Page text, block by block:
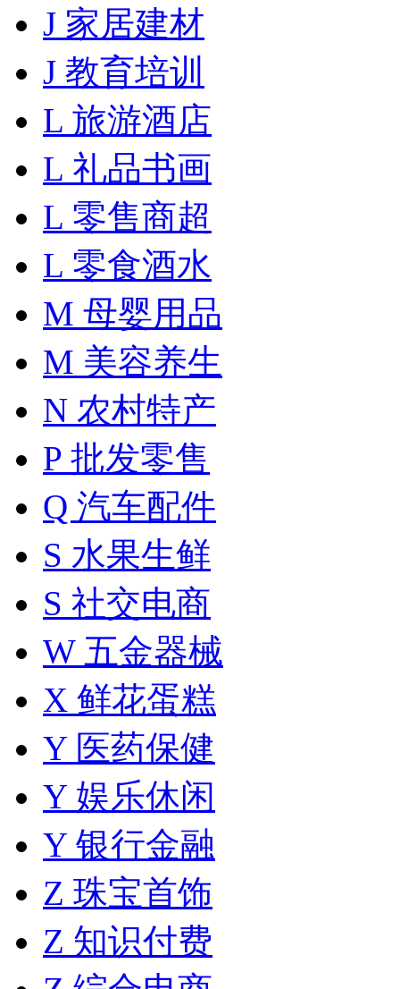
J 家居建材
J 教育培训
L 旅游酒店
L 礼品书画
L 零售商超
L 零食酒水
M 母婴用品
M 美容养生
N 农村特产
P 批发零售
Q 汽车配件
S 水果生鲜
S 社交电商
W 五金器械
X 鲜花蛋糕
Y 医药保健
Y 娱乐休闲
Y 银行金融
Z 珠宝首饰
Z 知识付费